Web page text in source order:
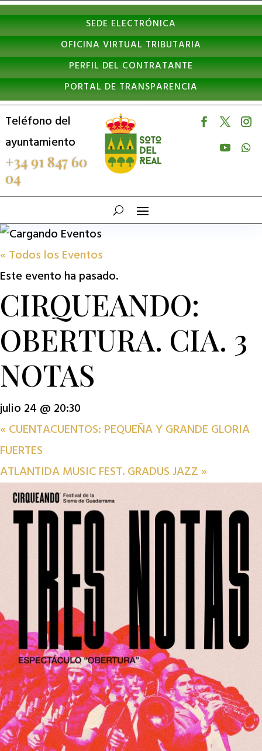
Nota:
este
sitio
web
incluye
un
sistema
de
accesibilidad.
SEDE ELECTRÓNICA
OFICINA VIRTUAL TRIBUTARIA
PERFIL DEL CONTRATANTE
PORTAL DE TRANSPARENCIA
Teléfono del
ayuntamiento
+34 91 847 60
04
« Todos los Eventos
Este evento ha pasado.
CIRQUEANDO:
OBERTURA. CIA. 3
NOTAS
julio 24 @ 20:30
«CUENTACUENTOS: PEQUEÑA Y GRANDE GLORIA
FUERTES
ATLANTIDA MUSIC FEST. GRADUS JAZZ »